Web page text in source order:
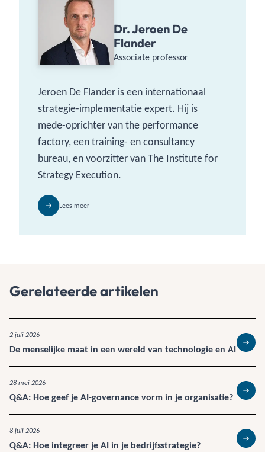
Dr. Jeroen De
Flander
Associate professor
Jeroen De Flander is een internationaal
strategie-implementatie expert. Hij is
mede-oprichter van the performance
factory, een training- en consultancy
bureau, en voorzitter van The Institute for
Strategy Execution.
Lees meer
Gerelateerde artikelen
2 juli 2026
De menselijke maat in een wereld van technologie en AI Lees
28 mei 2026
Q&A: Hoe geef je AI-governance vorm in je organisatie? Lees
8 juli 2026
Q&A: Hoe integreer je AI in je bedrijfsstrategie? Lees